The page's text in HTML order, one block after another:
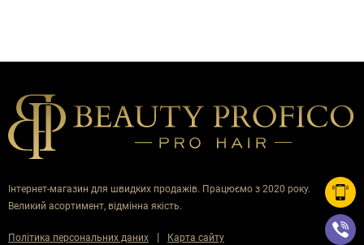
Інтернет-магазин для швидких продажів. Працюємо з 2020 року.
Великий асортимент, відмінна якість.
Політика персональних даних | Карта сайту